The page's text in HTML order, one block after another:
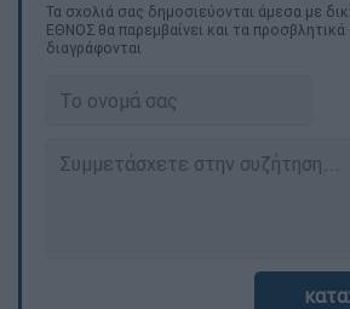
Τα σχολιά σας δημοσιεύονται άμεσα με
ΕΘΝΟΣ θα παρεμβαίνει και τα προσβλητικά
διαγράφονται